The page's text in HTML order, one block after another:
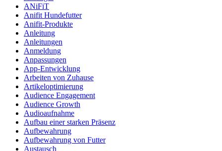
ANiFiT
Anifit Hundefutter
Anifit-Produkte
Anleitung
Anleitungen
Anmeldung
Anpassungen
App-Entwicklung
Arbeiten von Zuhause
Artikeloptimierung
Audience Engagement
Audience Growth
Audioaufnahme
Aufbau einer starken Präsenz
Aufbewahrung
Aufbewahrung von Futter
Austausch